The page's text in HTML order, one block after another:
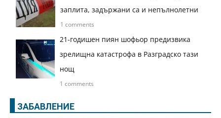
заплита, задържани са и непълнолетни
1 comments
21-годишен пиян шофьор предизвика
зрелищна катастрофа в Разградско тази
нощ
1 comments
ЗАБАВЛЕНИЕ